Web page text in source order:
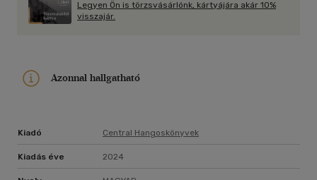
az önmagukról írt, gondosan megkomponált sztorijukat.
Legyen Ön is törzsvásárlónk, kártyájára akár 10%
visszajár.
Azonnal hallgatható
Kiadó Central Hangoskönyvek
Kiadás éve 2024